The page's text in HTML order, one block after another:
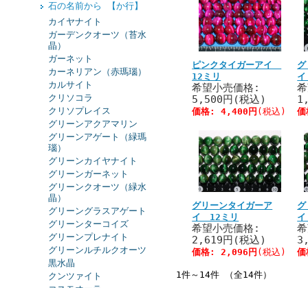
石の名前から 【か行】
カイヤナイト
ガーデンクオーツ（苔水
晶）
ガーネット
カーネリアン（赤瑪瑙）
カルサイト
クリソコラ
クリソプレイス
グリーンアクアマリン
グリーンアゲート（緑瑪
瑙）
グリーンカイヤナイト
グリーンガーネット
グリーンクオーツ（緑水
晶）
グリーングラスアゲート
グリーンターコイズ
グリーンプレナイト
グリーンルチルクオーツ
黒水晶
クンツァイト
ピンクタイガーアイ
12ミリ
希望小売価格:
5,500円(税込)
価格:4,400円 (税込)
グリーンタイガーア
イ 12ミリ
希望小売価格:
2,619円(税込)
価格:2,096円 (税込)
1件～14件 （全14件）